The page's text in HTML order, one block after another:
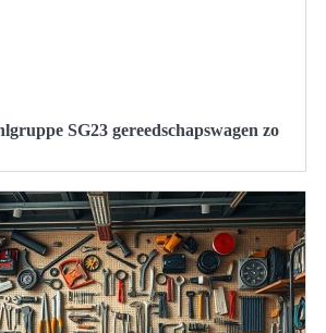
SG23 gereedschapswagen zo